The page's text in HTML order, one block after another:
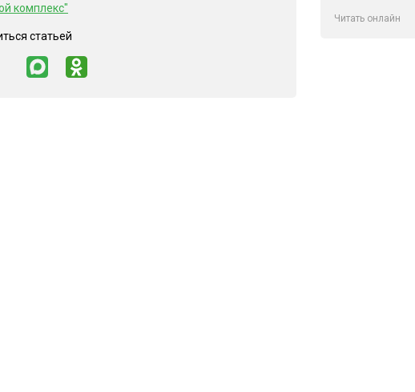
комплекс"
статьей
Читать онлайн